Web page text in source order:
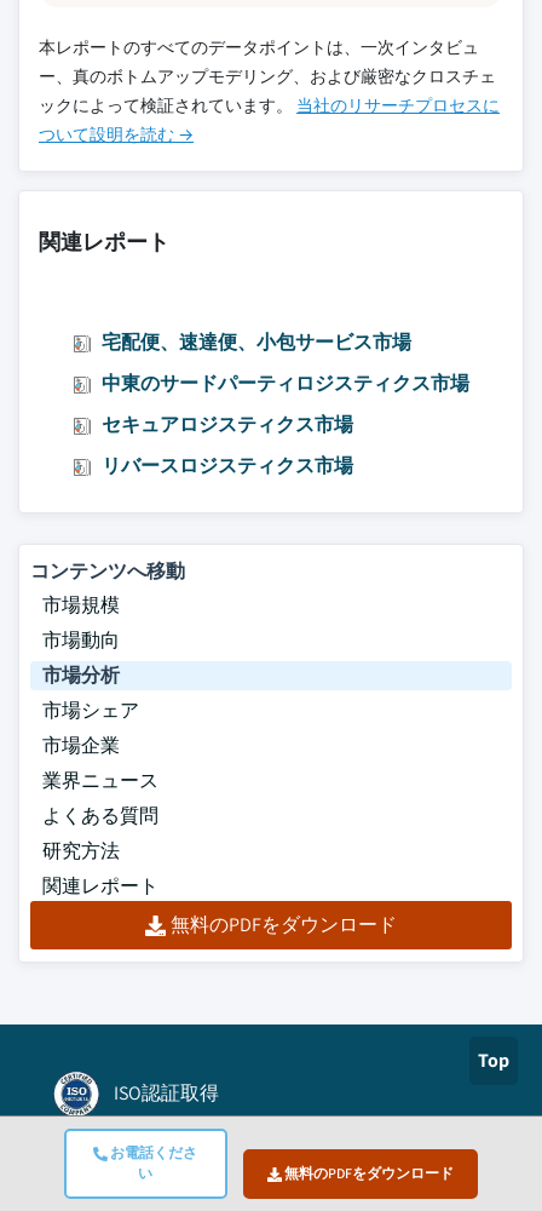
お電話くださ
い
無料のPDFをダウンロード
本レポートのすべてのデータポイントは、一次インタビュ
ー、真のボトムアップモデリング、および厳密なクロスチェ
ックによって検証されています。 当社のリサーチプロセスに
ついて設明を読む →
関連レポート
宅配便、速達便、小包サービス市場
中東のサードパーティロジスティクス市場
セキュアロジスティクス市場
リバースロジスティクス市場
コンテンツへ移動
市場規模
市場動向
市場分析
市場シェア
市場企業
業界ニュース
よくある質問
研究方法
関連レポート
無料のPDFをダウンロード
Top
ISO認証取得
Authorize.net